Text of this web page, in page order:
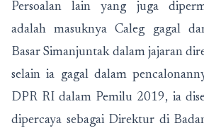
Persoalan lain yang juga
adalah masuknya Caleg gagal
Basar Simanjuntak dalam jajaran
selain ia gagal dalam
DPR RI dalam Pemilu 2019, ia
dipercaya sebagai Direktur di